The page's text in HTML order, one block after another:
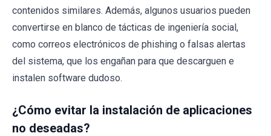
contenidos similares. Además, algunos usuarios pueden
convertirse en blanco de tácticas de ingeniería social,
como correos electrónicos de phishing o falsas alertas
del sistema, que los engañan para que descarguen e
instalen software dudoso.
¿Cómo evitar la instalación de aplicaciones
no deseadas?